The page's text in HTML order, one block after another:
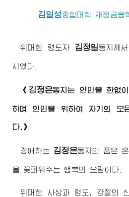
김일성종합대학 재정금융
위대한
령도자 김정일동지께서
시였다.
《 김정은동지는 인민을 한없
하며 인민을 위하여 자기의 모
다.》
경애하는 김정은동지 의 품은
을 꽃피워주는 행복의 요람이다.
위대한 사상과 령도, 강철의